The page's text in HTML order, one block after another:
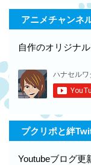
アニメチャンネ
自作のオリジナ
プクリポと絆
Youtubeブログ更